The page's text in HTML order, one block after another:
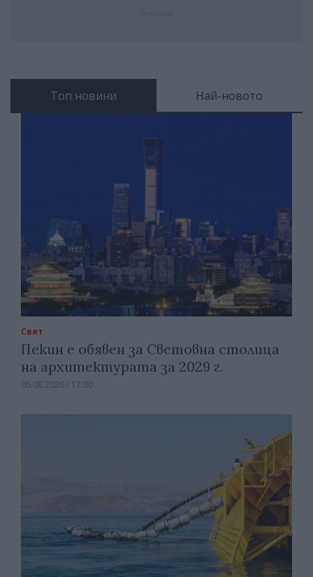
Топ новини Най-новото
Свят
Пекин е обявен за Световна столица
на архитектурата за 2029 г.
06.08.2026 / 17:30